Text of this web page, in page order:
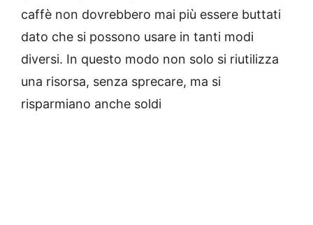
caffè non dovrebbero mai più essere buttati
dato che si possono usare in tanti modi
diversi. In questo modo non solo si riutilizza
una risorsa, senza sprecare, ma si
risparmiano anche soldi